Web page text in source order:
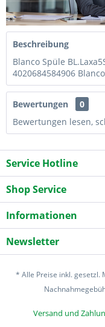
Beschreibung
Blanco Spüle
4020684584906
Bewertungen
0
Bewertungen lesen,
Service Hotline
Shop Service
Informationen
Newsletter
* Alle Preise inkl. gesetzl.
Versand und